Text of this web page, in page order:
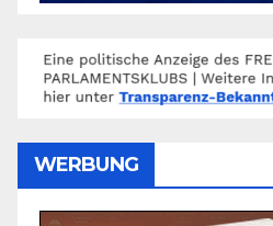
WERBUNG